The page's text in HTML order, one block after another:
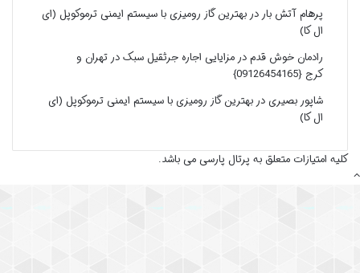
پرهام آتش بار در بهترین گاز رومیزی با سیستم ایمنی ترموکوپل (ای
ال کا)
رادمان خوش قدمدر مزایایی اجاره جرثقیل سبک در تهران و
کرج {09126454165}
شاپور بصیریدر بهترین گاز رومیزی با سیستم ایمنی ترموکوپل (ای
ال کا)
کلیه امتیازات متعلق به پرتال پارسی می باشد.